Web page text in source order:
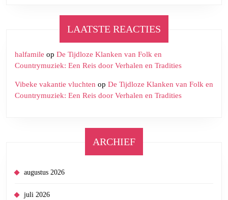
LAATSTE REACTIES
halfamile op De Tijdloze Klanken van Folk en
Countrymuziek: Een Reis door Verhalen en Tradities
Vibeke vakantie vluchten op De Tijdloze Klanken van Folk en
Countrymuziek: Een Reis door Verhalen en Tradities
ARCHIEF
augustus 2026
juli 2026